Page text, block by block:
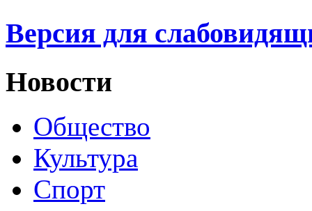
Версия для
Новости
Общество
Культура
Спорт